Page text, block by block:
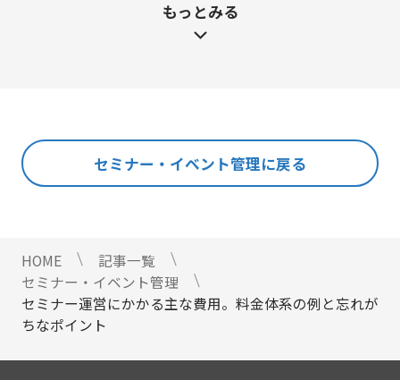
マーケティング運営支援
人事・総務・経理・IR
ストレスチェックサービス
安否確認サービス
給与明細電子化
険・証券・カード）
#メーカー
#メリット・デメリット
#料金・費用
#業務効率化 #機能・仕組み
#法令
#無料 #総務 #連携
#選び方
もっとみる
セミナー・イベント管理に戻る
HOME
記事一覧
セミナー・イベント管理
セミナー運営にかかる主な費用。料金体系の例と忘れが
ちなポイント